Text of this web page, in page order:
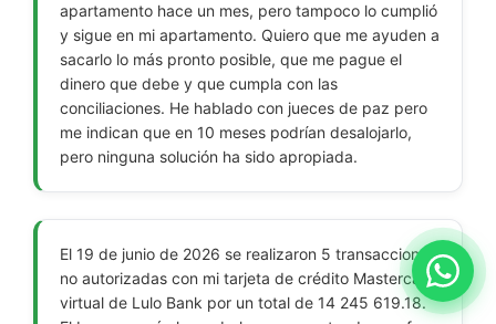
apartamento hace un mes, pero tampoco lo cumplió
y sigue en mi apartamento. Quiero que me ayuden a
sacarlo lo más pronto posible, que me pague el
dinero que debe y que cumpla con las
conciliaciones. He hablado con jueces de paz pero
me indican que en 10 meses podrían desalojarlo,
pero ninguna solución ha sido apropiada.
El 19 de junio de 2026 se realizaron 5 transacciones
no autorizadas con mi tarjeta de crédito Mastercard
virtual de Lulo Bank por un total de 14 245 619.18.